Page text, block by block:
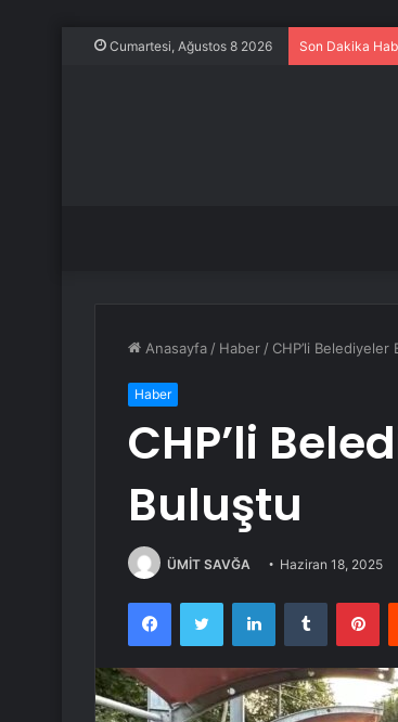
Cumartesi, Ağustos 8 2026 Son Dakika
Anasayfa / Haber / CHP’li Belediyeler
Haber
CHP’li
Buluştu
ÜMİT SAVĞA Haziran 18, 2025
FacebookTwitter LinkedInTumblr